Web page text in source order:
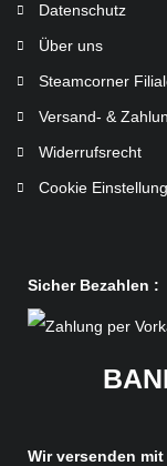
Datenschutz
Über uns
Steamcorner
Versand- &
Widerrufsrecht
Cookie
Sicher Bezahlen :
Wir versenden mit